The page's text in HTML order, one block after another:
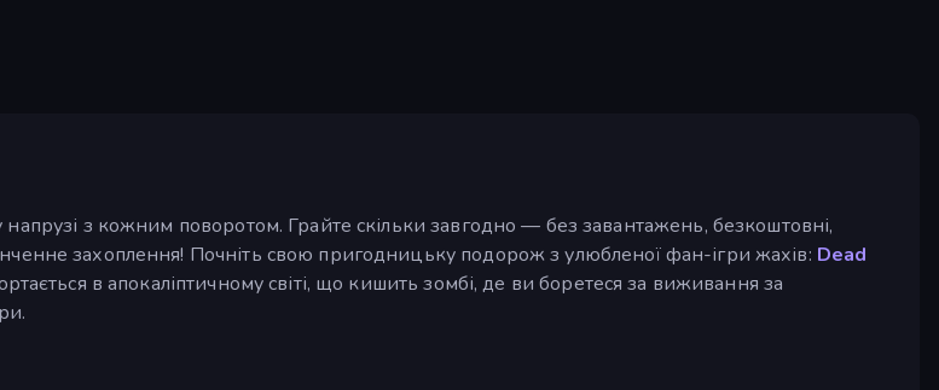
з кожним поворотом. Грайте скільки завгодно — без завантажень, безкоштовні,
захоплення! Почніть свою пригодницьку подорож з улюбленої фан-ігри жахів: Dead
в апокаліптичному світі, що кишить зомбі, де ви боретеся за виживання за